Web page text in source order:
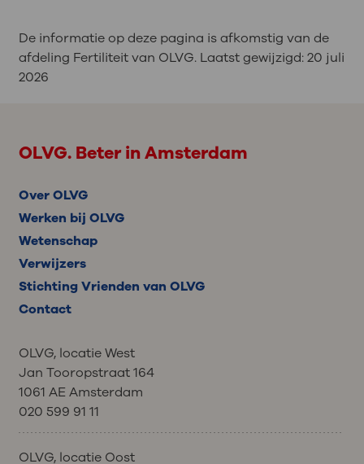
De informatie op deze pagina is afkomstig van de
afdeling Fertiliteit van OLVG. Laatst gewijzigd:20 juli
2026
OLVG. Beter in Amsterdam
Over OLVG
Werken bij OLVG
Wetenschap
Verwijzers
Stichting Vrienden van OLVG
Contact
OLVG, locatie West
Jan Tooropstraat 164
1061 AE Amsterdam
020 599 91 11
OLVG, locatie Oost